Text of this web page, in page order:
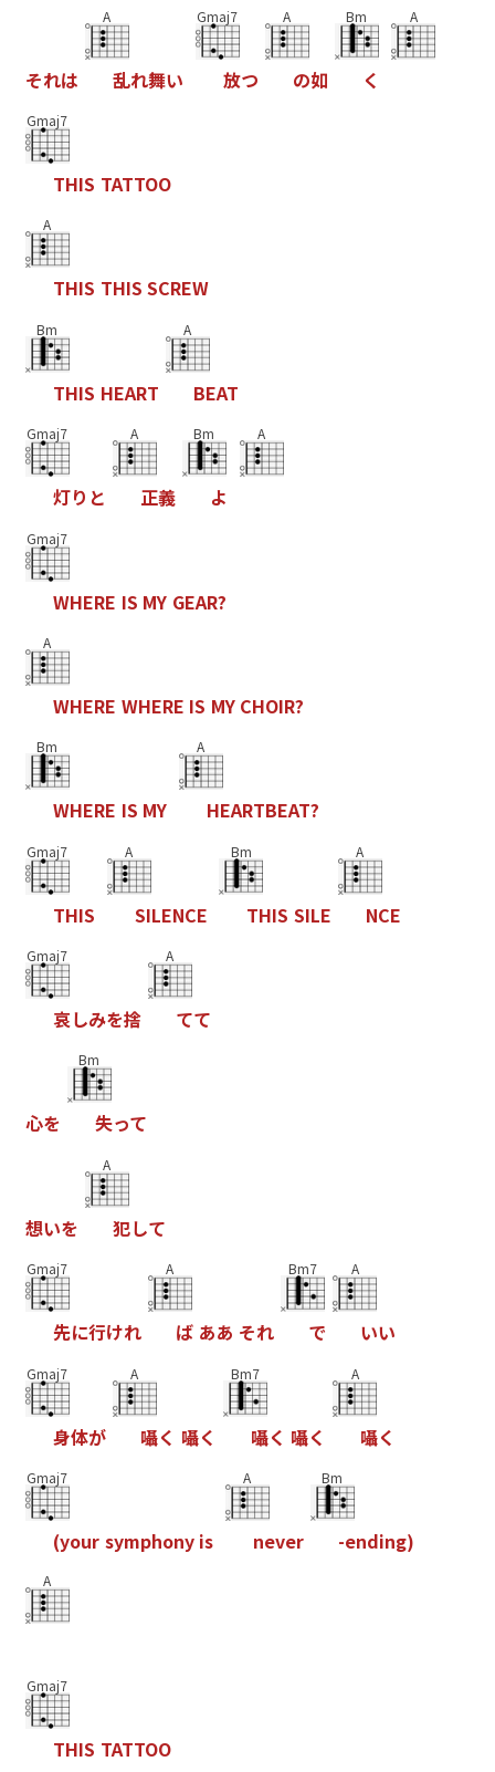
それは
A
乱れ舞い
Gmaj7
放つ
A
の如
Bm
く
A
Gmaj7
THIS TATTOO
A
THIS THIS SCREW
Bm
THIS HEART
A
BEAT
Gmaj7
灯り と
A
正義
Bm
よ
A
Gmaj7
WHERE IS MY GEAR?
A
WHERE WHERE IS MY CHOIR?
Bm
WHERE IS MY
A
HEARTBEAT?
Gmaj7
THIS
A
SILENCE
Bm
THIS SILE
A
NCE
Gmaj7
哀しみを捨
A
てて
心を
Bm
失って
想いを
A
犯して
Gmaj7
先に行けれ
A
ば ああ それ
Bm7
で
A
いい
Gmaj7
身体が
A
囁く 囁く
Bm7
囁く 囁く
A
囁く
Gmaj7
(your symphony is
A
never
Bm
-ending)
A
Gmaj7
THIS TATTOO